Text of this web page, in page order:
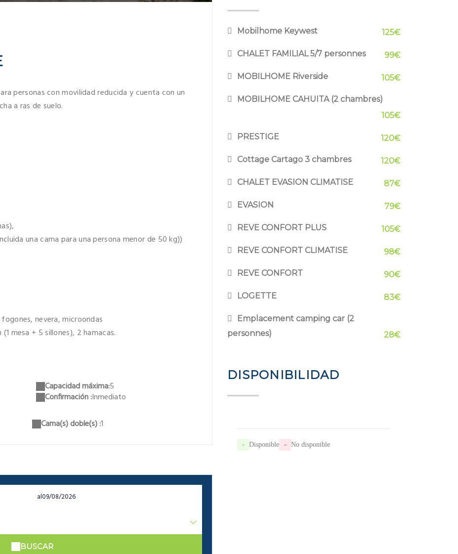
personas con movilidad reducida y cuenta con un
a ras de suelo.
una cama para una persona menor de 50 kg))
nevera, microondas
mesa + 5 sillones), 2 hamacas.
Capacidad máxima:5
Confirmación :Inmediato
Cama(s) doble(s) :1
al
BUSCAR
Mobilhome Keywest 125€
CHALET FAMILIAL 5/7 personnes 99€
MOBILHOME Riverside 105€
MOBILHOME CAHUITA (2 chambres)
105€
PRESTIGE 120€
Cottage Cartago 3 chambres 120€
CHALET EVASION CLIMATISE 87€
EVASION 79€
REVE CONFORT PLUS 105€
REVE CONFORT CLIMATISE 98€
REVE CONFORT 90€
LOGETTE 83€
Emplacement camping car (2
personnes)
28€
DISPONIBILIDAD
- Disponible - No disponible